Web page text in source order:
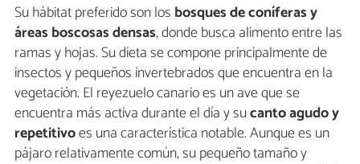
Su hábitat preferido son los bosques de coníferas y
áreas boscosas densas, donde busca alimento entre las
ramas y hojas. Su dieta se compone principalmente de
insectos y pequeños invertebrados que encuentra en la
vegetación. El reyezuelo canario es un ave que se
encuentra más activa durante el día y sucanto agudo y
repetitivoes una característica notable. Aunque es un
pájaro relativamente común, su pequeño tamaño y